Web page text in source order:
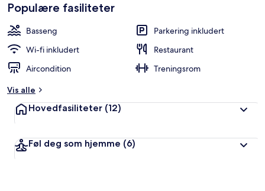
Populære fasiliteter
Basseng
Parkering inkludert
Wi-fi inkludert
Restaurant
Aircondition
Treningsrom
Vis alle
Hovedfasiliteter (12)
Føl deg som hjemme (6)